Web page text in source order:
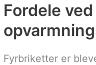
Fordele
Fyrbriketter er